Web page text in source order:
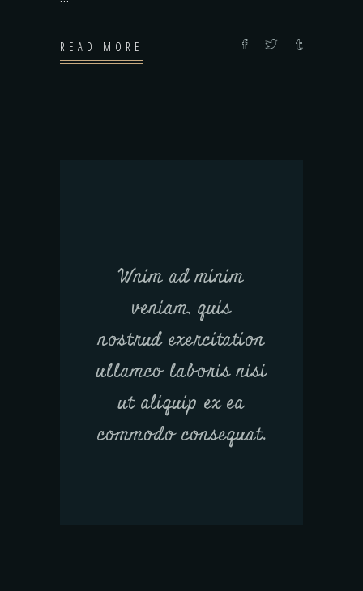
READ MORE
Wnim ad minim
veniam, quis
nostrud exercitation
ullamco laboris nisi
ut aliquip ex ea
commodo consequat.